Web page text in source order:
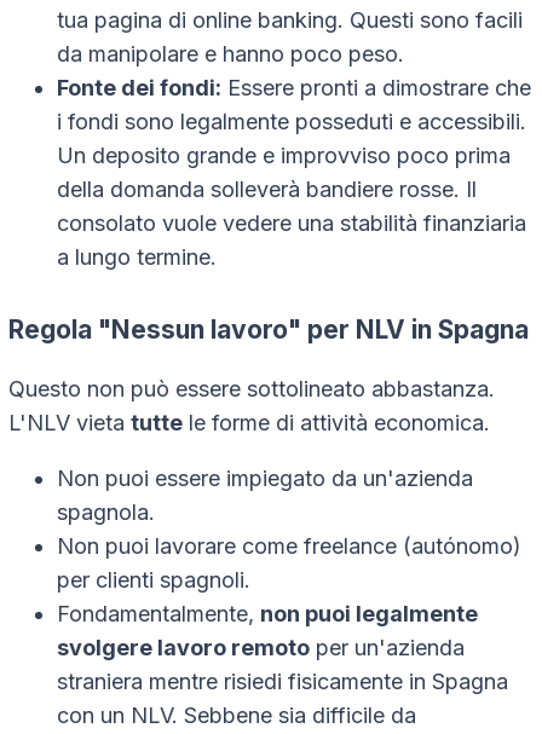
tua pagina di online banking. Questi sono facili
da manipolare e hanno poco peso.
Fonte dei fondi: Essere pronti a dimostrare che
i fondi sono legalmente posseduti e accessibili.
Un deposito grande e improvviso poco prima
della domanda solleverà bandiere rosse. Il
consolato vuole vedere una stabilità finanziaria
a lungo termine.
Regola "Nessun lavoro" per NLV in Spagna
Questo non può essere sottolineato abbastanza.
L'NLV vieta tutte le forme di attività economica.
Non puoi essere impiegato da un'azienda
spagnola.
Non puoi lavorare come freelance (autónomo)
per clienti spagnoli.
Fondamentalmente, non puoi legalmente
svolgere lavoro remoto per un'azienda
straniera mentre risiedi fisicamente in Spagna
con un NLV. Sebbene sia difficile da